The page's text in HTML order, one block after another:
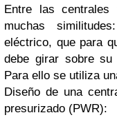
Entre las
muchas
eléctrico, que para
debe girar sobre su
Para ello se utiliza
Diseño de una
presurizado (PWR):